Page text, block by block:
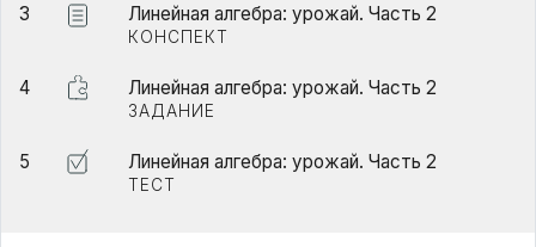
3 Линейная алгебра: урожай. Часть 2
КОНСПЕКТ
4 Линейная алгебра: урожай. Часть 2
ЗАДАНИЕ
5 Линейная алгебра: урожай. Часть 2
ТЕСТ